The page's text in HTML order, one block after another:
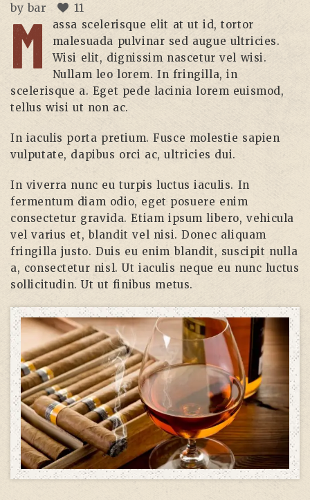
bybar 11
M
assa scelerisque elit at ut id, tortor
malesuada pulvinar sed augue ultricies.
Wisi elit, dignissim nascetur vel wisi.
Nullam leo lorem. In fringilla, in
scelerisque a. Eget pede lacinia lorem euismod,
tellus wisi ut non ac.
In iaculis porta pretium. Fusce molestie sapien
vulputate, dapibus orci ac, ultricies dui.
In viverra nunc eu turpis luctus iaculis. In
fermentum diam odio, eget posuere enim
consectetur gravida. Etiam ipsum libero, vehicula
vel varius et, blandit vel nisi. Donec aliquam
fringilla justo. Duis eu enim blandit, suscipit nulla
a, consectetur nisl. Ut iaculis neque eu nunc luctus
sollicitudin. Ut ut finibus metus.